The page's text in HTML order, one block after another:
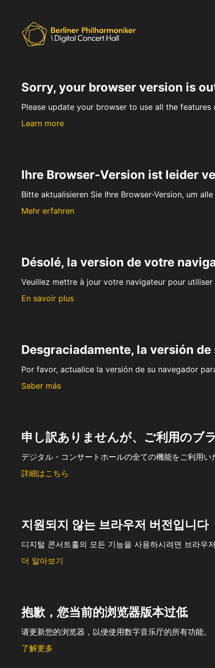
Sorry, your browser version is
Please update your browser to use all the
Learn more
Ihre Browser-Version ist leider
Bitte aktualisieren Sie Ihre Browser-Version, um
Mehr erfahren
Désolé, la version de votre
Veuillez mettre à jour votre navigateur pour
En savoir plus
Desgraciadamente, la versión
Por favor, actualice la versión de su navegador
Saber más
申し訳ありませんが、ご利用のブ
デジタル・コンサートホールの全ての機能をご利用
詳細はこちら
지원되지 않는 브라우저 버전입니다
디지털 콘서트홀의 모든 기능을 사용하시려면 브라우
더 알아보기
抱歉，您当前的浏览器版本过低
请更新您的浏览器，以便使用数字音乐厅的所有功能。
了解更多